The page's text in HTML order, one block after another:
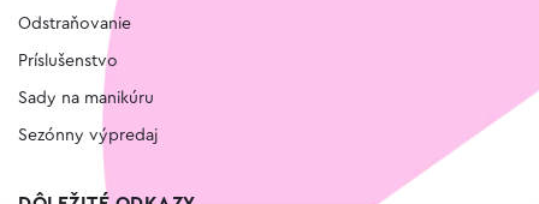
Odstraňovanie
Príslušenstvo
Sady na manikúru
Sezónny výpredaj